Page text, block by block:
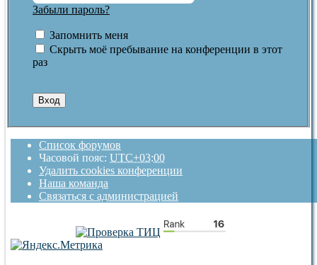
Забыли пароль?
Запомнить меня
Скрыть моё пребывание на конференции в этот
раз
Список форумов
Часовой пояс: UTC+03:00
Удалить cookies конференции
Наша команда
Связаться с администрацией